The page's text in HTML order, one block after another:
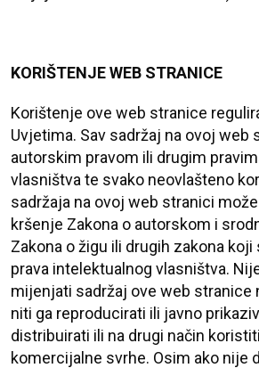
KORIŠTENJE WEB STRANICE
Korištenje ove web stranice
Uvjetima. Sav sadržaj na ovoj web
autorskim pravom ili drugim
vlasništva te svako neovlašteno
sadržaja na ovoj web stranici
kršenje Zakona o autorskom i
Zakona o žigu ili drugih zakona koji
prava intelektualnog vlasništva.
mijenjati sadržaj ove web stranice
niti ga reproducirati ili javno
distribuirati ili na drugi način
komercijalne svrhe. Osim ako nije